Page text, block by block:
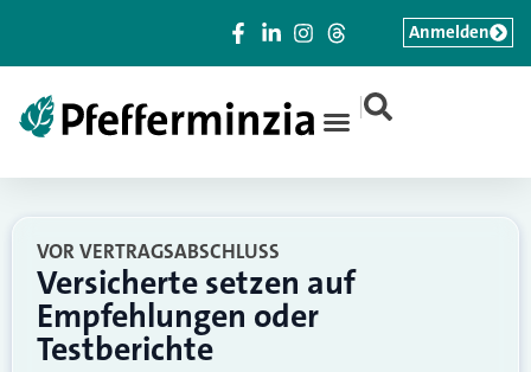
|
Anmelden
VOR VERTRAGSABSCHLUSS
Versicherte setzen auf
Empfehlungen oder
Testberichte